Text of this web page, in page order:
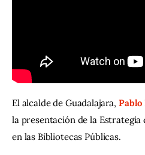
El alcalde de Guadalajara, Pablo
la presentación de la Estrategia
en las Bibliotecas Públicas.